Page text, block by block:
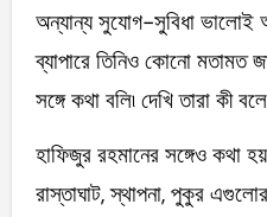
অন্যান্য সুযোগ-সুবিধা ভালোই
ব্যাপারে তিনিও কোনো মতামত
সঙ্গে কথা বলি৷ দেখি তারা কী
হাফিজুর রহমানের সঙ্গেও কথা
রাস্তাঘাট, স্থাপনা, পুকুর এগুলোর